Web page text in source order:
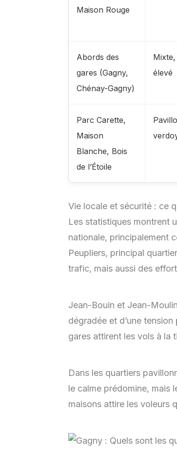
Maison Rouge
Abords des
gares (Gagny,
Chénay-Gagny)
élevé
Parc Carette,
Maison
Blanche, Bois
de l’Étoile
Vie locale et sécurité : ce
Les statistiques montrent
nationale, principalement
Peupliers, principal
trafic, mais aussi des
Jean-Bouin et Jean-
dégradée et d’une
gares attirent les vols à la
Dans les quartiers
le calme prédomine, mais
maisons attire les voleurs